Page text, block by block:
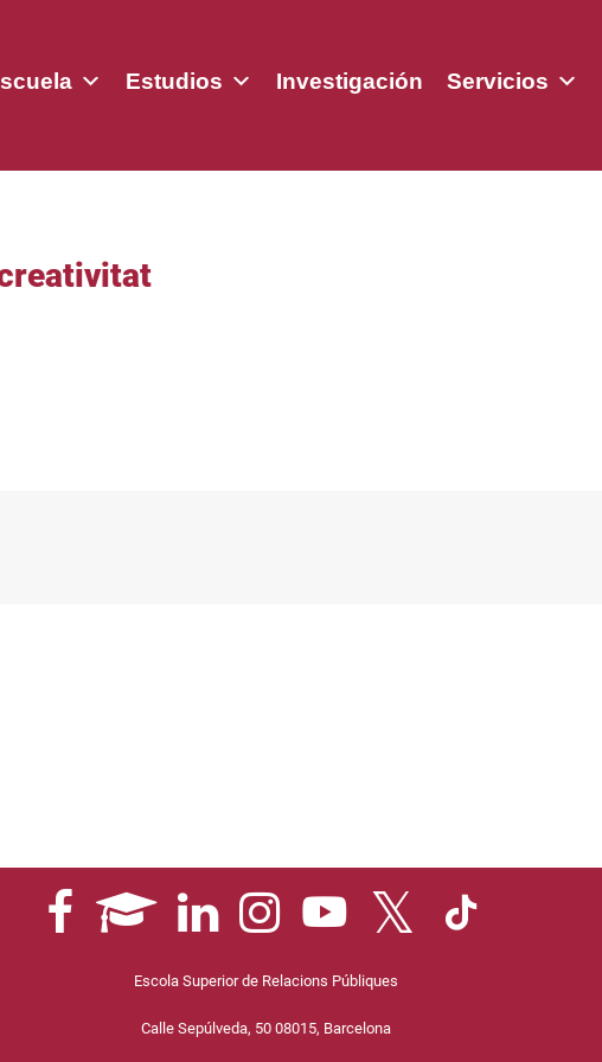
Estudios Investigación Servicios
Escola Superior de Relacions Públiques
Calle Sepúlveda, 50 08015, Barcelona